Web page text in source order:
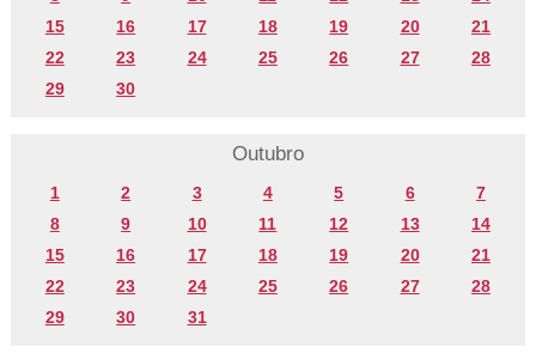
15
16 17 18 19 20
21
22
23 24 25 26 27
28
29
30
Outubro
1 2 3 4 5 6
7
8
9 10 11 12 13
14
15
16 17 18 19 20
21
22
23 24 25 26 27
28
29
30 31